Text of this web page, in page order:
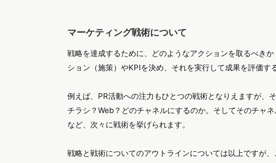
マーケティング戦術について
戦略を達成するために、どのようなアクションを取るべき
ション（施策）やKPIを決め、それを実行して成果を評価す
例えば、PR活動への注力もひとつの戦術となりえますが、
チラシ？Web？どのチャネルにするのか。そしてそのチャ
など、次々に戦術を挙げられます。
戦略と戦術についてのアウトラインについては以上ですが